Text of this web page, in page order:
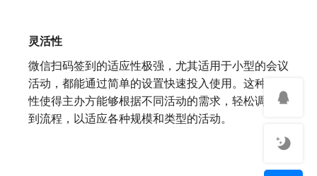
灵活性
微信扫码签到的适应性极强，尤其适用于小型的会议
活动，都能通过简单的设置快速投入使用。这种灵活
性使得主办方能够根据不同活动的需求，轻松调整签
到流程，以适应各种规模和类型的活动。